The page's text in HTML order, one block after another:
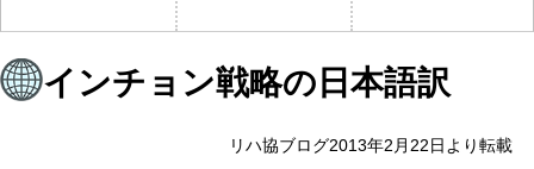
インチョン戦略の日本語訳
リハ協ブログ2013年2月22日より転載